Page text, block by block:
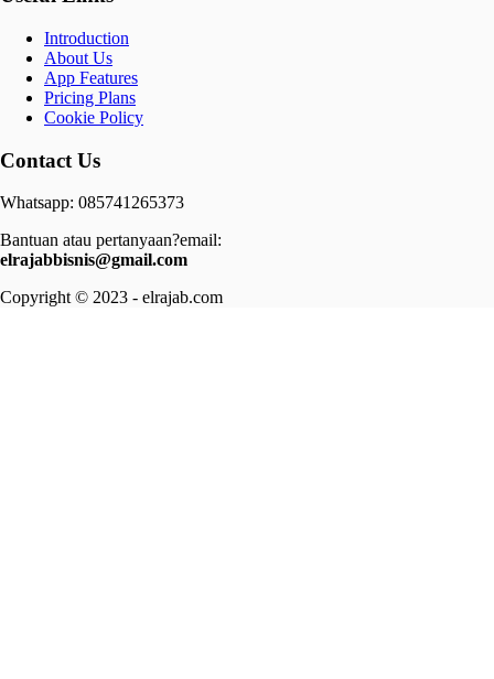
Introduction
About Us
App Features
Pricing Plans
Cookie Policy
Contact Us
Whatsapp: 085741265373
Bantuan atau pertanyaan?email:
elrajabbisnis@gmail.com
Copyright © 2023 - elrajab.com